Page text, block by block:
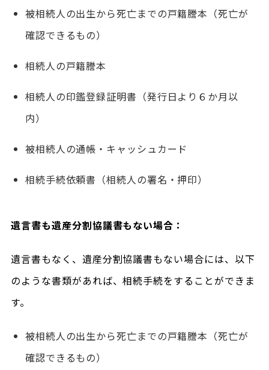
被相続人の出生から死亡までの戸籍謄本（死亡が
確認できるもの）
相続人の戸籍謄本
相続人の印鑑登録証明書（発行日より６か月以
内）
被相続人の通帳・キャッシュカード
相続手続依頼書（相続人の署名・押印）
遺言書も遺産分割協議書もない場合：
遺言書もなく、遺産分割協議書もない場合には、以下
のような書類があれば、相続手続をすることができま
す。
被相続人の出生から死亡までの戸籍謄本（死亡が
確認できるもの）